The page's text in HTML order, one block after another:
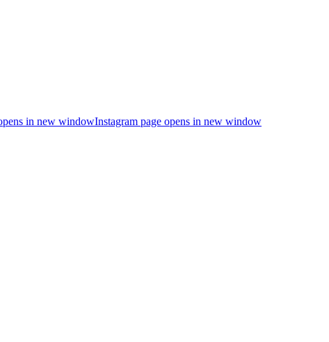
in new windowInstagram page opens in new window